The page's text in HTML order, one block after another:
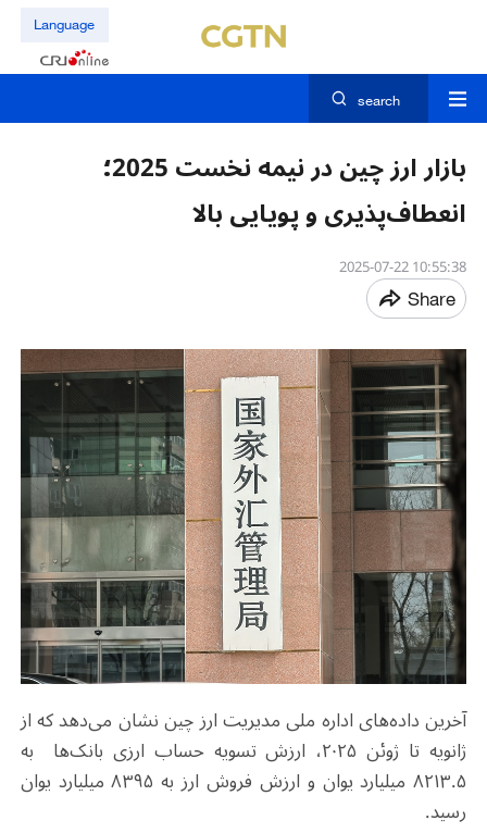
Language
search
بازار ارز چین در نیمه نخست 2025؛
انعطاف‌پذیری و پویایی بالا
10:55:38 2025-07-22
Share
آخرین داده‌های اداره ملی مدیریت ارز چین نشان می‌دهد که از
ژانویه تا ژوئن ۲۰۲۵، ارزش تسویه حساب ارزی بانک‌ها به
۸۲۱۳.۵ میلیارد یوان و ارزش فروش ارز به ۸۳۹۵ میلیارد یوان
رسید.